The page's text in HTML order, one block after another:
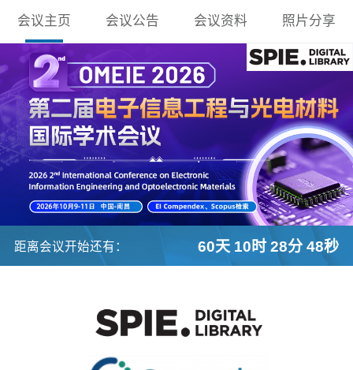
会议主页 会议公告 会议资料 照片分享
距离会议开始还有： 60天 10时 28分 47秒